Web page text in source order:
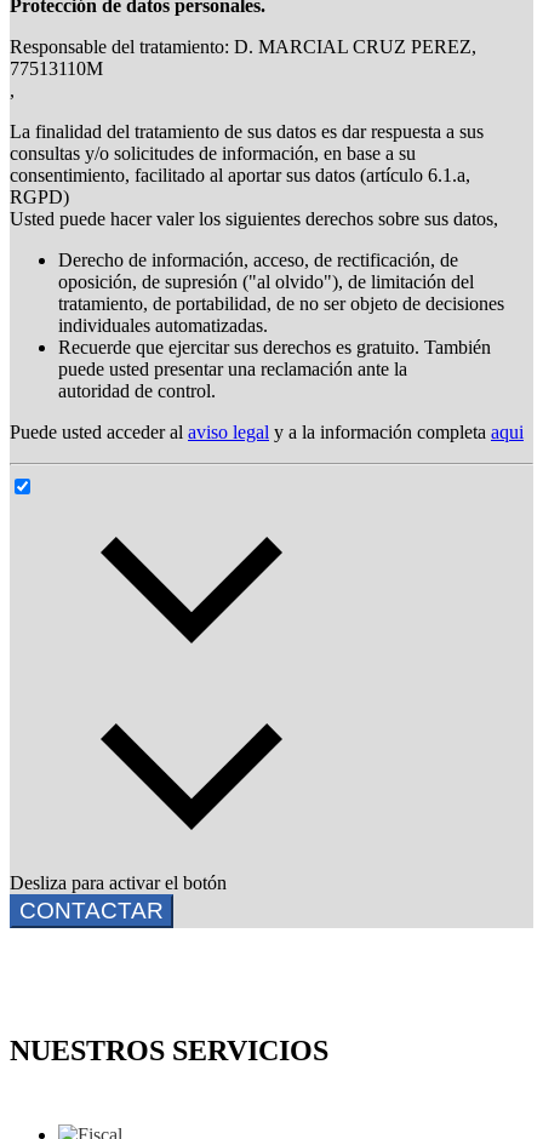
Protección de datos personales.
Responsable del tratamiento: D. MARCIAL CRUZ PEREZ,
77513110M
,
La finalidad del tratamiento de sus datos es dar respuesta a sus
consultas y/o solicitudes de información, en base a su
consentimiento, facilitado al aportar sus datos (artículo 6.1.a,
RGPD)
Usted puede hacer valer los siguientes derechos sobre sus datos,
Derecho de información, acceso, de rectificación, de
oposición, de supresión ("al olvido"), de limitación del
tratamiento, de portabilidad, de no ser objeto de decisiones
individuales automatizadas.
Recuerde que ejercitar sus derechos es gratuito. También
puede usted presentar una reclamación ante la
autoridad de control.
Puede usted acceder al aviso legal y a la información completa aqui
Desliza para activar el botón
CONTACTAR
NUESTROS SERVICIOS